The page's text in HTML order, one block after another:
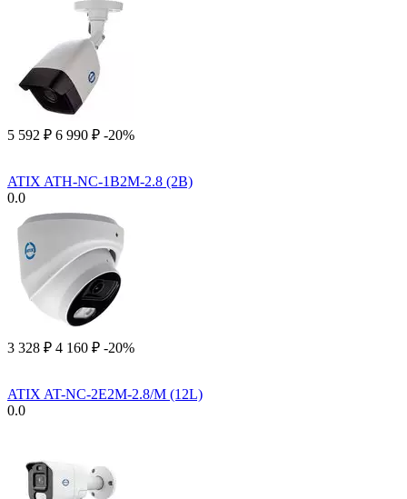
5 592 ₽ 6 990 ₽ -20%
ATIX ATH-NC-1B2M-2.8 (2B)
0.0
3 328 ₽ 4 160 ₽ -20%
ATIX AT-NC-2E2M-2.8/M (12L)
0.0